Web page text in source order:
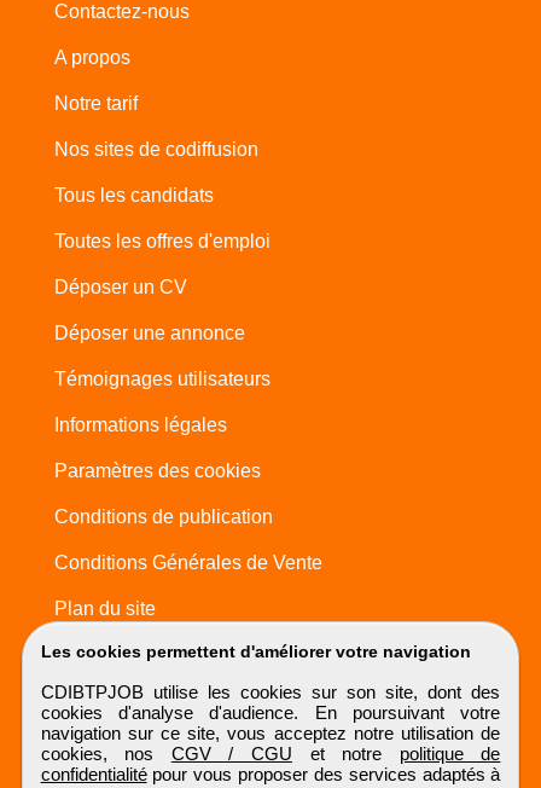
Les cookies permettent d'améliorer votre navigation
CDIBTPJOB utilise les cookies sur son site, dont des
cookies d'analyse d'audience. En poursuivant votre
navigation sur ce site, vous acceptez notre utilisation de
cookies, nos CGV / CGU et notre politique de
confidentialitépour vous proposer des services adaptés à
Contactez-nous
A propos
Notre tarif
Nos sites de codiffusion
Tous les candidats
Toutes les offres d'emploi
Déposer un CV
Déposer une annonce
Témoignages utilisateurs
Informations légales
Paramètres des cookies
Conditions de publication
Conditions Générales de Vente
Plan du site